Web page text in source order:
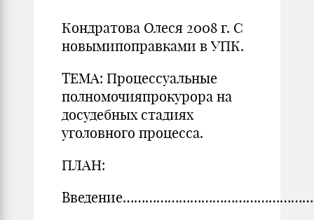
Кондратова Олеся 2008 г. С
новымипоправками в УПК.
ТЕМА: Процессуальные
полномочияпрокурора на
досудебных стадиях
уголовного процесса.
ПЛАН: